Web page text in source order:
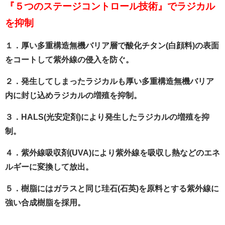
『５つのステージコントロール技術』でラジカル
を抑制
１．厚い多重構造無機バリア層で酸化チタン(白顔料)の表面
をコートして紫外線の侵入を防ぐ。
２．発生してしまったラジカルも厚い多重構造無機バリア
内に封じ込めラジカルの増殖を抑制。
３．HALS(光安定剤)により発生したラジカルの増殖を抑
制。
４．紫外線吸収剤(UVA)により紫外線を吸収し熱などのエネ
ルギーに変換して放出。
５．樹脂にはガラスと同じ珪石(石英)を原料とする紫外線に
強い合成樹脂を採用。